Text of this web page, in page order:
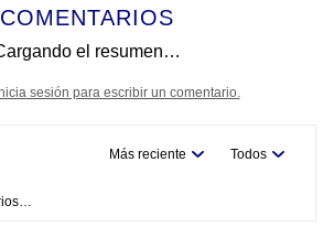
COMENTARIOS
el resumen…
sesión para escribir un comentario.
Más reciente Todos